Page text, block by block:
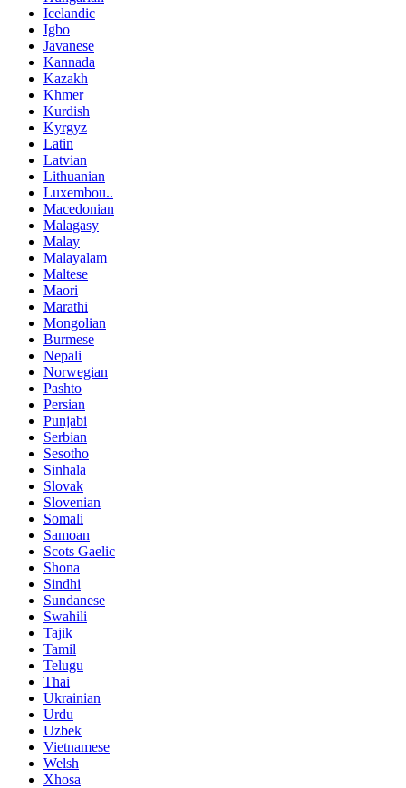
Icelandic
Igbo
Javanese
Kannada
Kazakh
Khmer
Kurdish
Kyrgyz
Latin
Latvian
Lithuanian
Luxembou..
Macedonian
Malagasy
Malay
Malayalam
Maltese
Maori
Marathi
Mongolian
Burmese
Nepali
Norwegian
Pashto
Persian
Punjabi
Serbian
Sesotho
Sinhala
Slovak
Slovenian
Somali
Samoan
Scots Gaelic
Shona
Sindhi
Sundanese
Swahili
Tajik
Tamil
Telugu
Thai
Ukrainian
Urdu
Uzbek
Vietnamese
Welsh
Xhosa